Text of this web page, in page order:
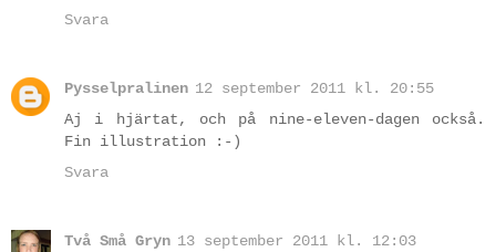
Svara
Pysselpralinen 12 september 2011 kl. 20:55
Aj i hjärtat, och på nine-eleven-dagen också.
Fin illustration :-)
Svara
Två Små Gryn 13 september 2011 kl. 12:03